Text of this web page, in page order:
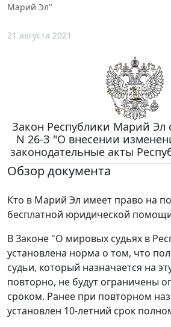
Марий Эл"
21 августа 2021
Закон Республики Марий Эл
N 26-З "О внесении
законодательные акты
Обзор документа
Кто в Марий Эл имеет право на
бесплатной юридической
В Законе "О мировых судьях в
установлена норма о том, что
судьи, который назначается на
повторно, не будут ограничены
сроком. Ранее при повторном
установлен 10-летний срок